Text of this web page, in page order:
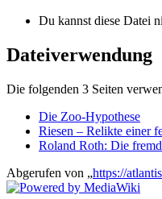
Du kannst diese Datei
Dateiverwendung
Die folgenden 3 Seiten
Die Zoo-Hypothese
Riesen – Relikte einer
Roland Roth: Die
Abgerufen von „https://